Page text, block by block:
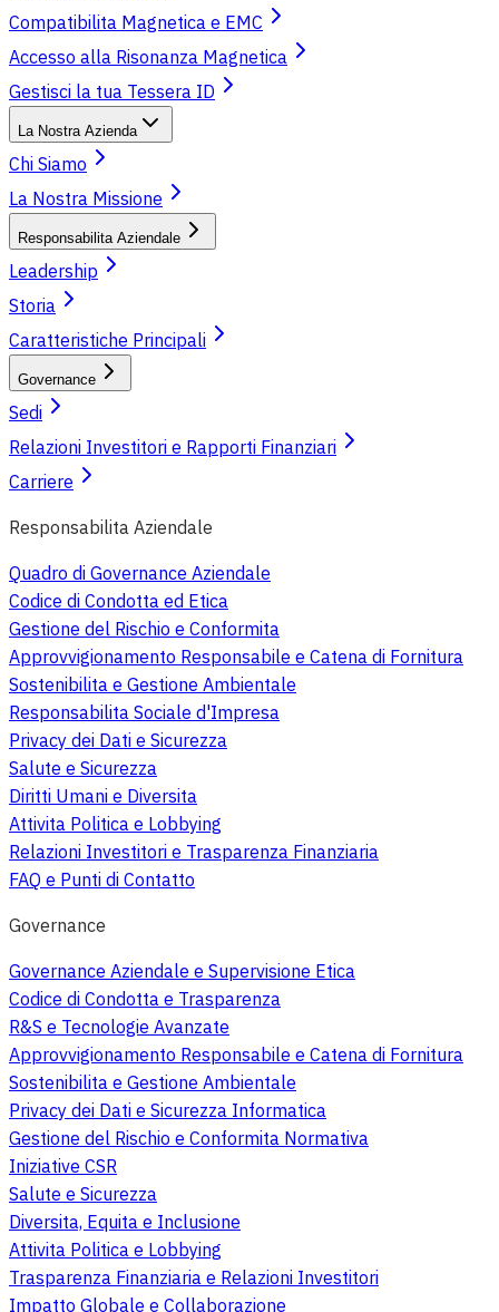
Compatibilita Magnetica e EMC
Accesso alla Risonanza Magnetica
Gestisci la tua Tessera ID
La Nostra Azienda
Chi Siamo
La Nostra Missione
Responsabilita Aziendale
Leadership
Storia
Caratteristiche Principali
Governance
Sedi
Relazioni Investitori e Rapporti Finanziari
Carriere
Responsabilita Aziendale
Quadro di Governance Aziendale
Codice di Condotta ed Etica
Gestione del Rischio e Conformita
Approvvigionamento Responsabile e Catena di Fornitura
Sostenibilita e Gestione Ambientale
Responsabilita Sociale d'Impresa
Privacy dei Dati e Sicurezza
Salute e Sicurezza
Diritti Umani e Diversita
Attivita Politica e Lobbying
Relazioni Investitori e Trasparenza Finanziaria
FAQ e Punti di Contatto
Governance
Governance Aziendale e Supervisione Etica
Codice di Condotta e Trasparenza
R&S e Tecnologie Avanzate
Approvvigionamento Responsabile e Catena di Fornitura
Sostenibilita e Gestione Ambientale
Privacy dei Dati e Sicurezza Informatica
Gestione del Rischio e Conformita Normativa
Iniziative CSR
Salute e Sicurezza
Diversita, Equita e Inclusione
Attivita Politica e Lobbying
Trasparenza Finanziaria e Relazioni Investitori
Impatto Globale e Collaborazione